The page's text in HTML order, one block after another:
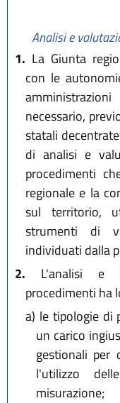
Analisi e
1. La Giunta
con le
necessario,
statali
di analisi e
procedimenti
regionale e la
sul territorio,
strumenti di
individuati dalla
2. L'analisi e
procedimenti ha
a) le tipologie di
un carico
gestionali per
l'utilizzo
misurazione;